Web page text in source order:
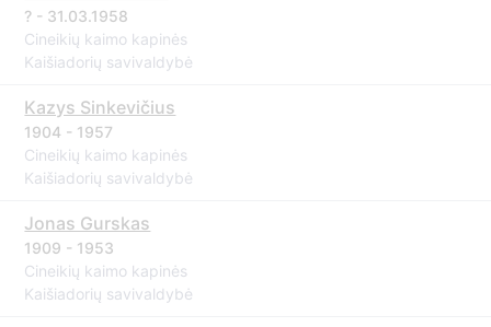
? - 31.03.1958
Cineikių kaimo kapinės
Kaišiadorių savivaldybė
Kazys Sinkevičius
1904 - 1957
Cineikių kaimo kapinės
Kaišiadorių savivaldybė
Jonas Gurskas
1909 - 1953
Cineikių kaimo kapinės
Kaišiadorių savivaldybė